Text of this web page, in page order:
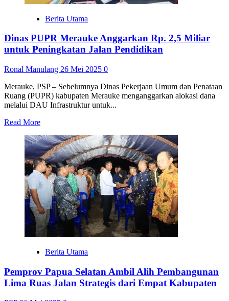
Berita Utama
Dinas PUPR Merauke Anggarkan Rp. 2,5 Miliar
untuk Peningkatan Jalan Pendidikan
Ronal Manulang 26 Mei 2025 0
Merauke, PSP – Sebelumnya Dinas Pekerjaan Umum dan Penataan
Ruang (PUPR) kabupaten Merauke menganggarkan alokasi dana
melalui DAU Infrastruktur untuk...
Read MoreRead
about
Dinas
PUPR
Merauke
Anggarkan
Rp.
2,5
Miliar
untuk
Peningkatan
Jalan
Berita Utama
Pemprov Papua Selatan Ambil Alih Pembangunan
Lima Ruas Jalan Strategis dari Empat Kabupaten